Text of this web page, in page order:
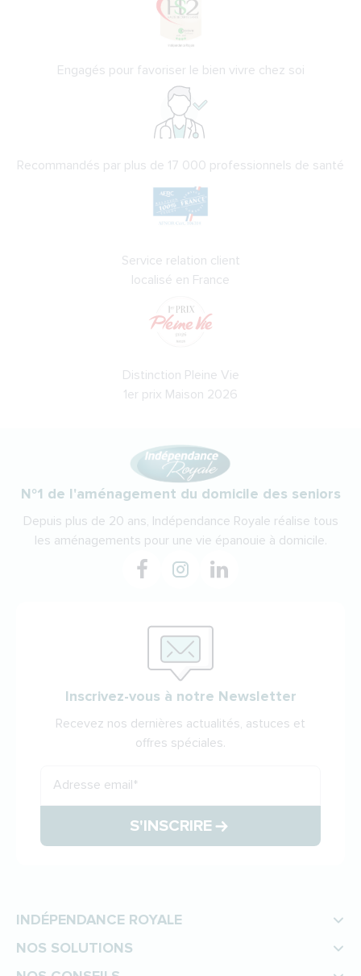
Engagés pour favoriser le bien vivre chez soi
Recommandés par plus de 17 000 professionnels de santé
Service relation client
localisé en France
Distinction Pleine Vie
1er prix Maison 2026
N°1 de l'aménagement du domicile des seniors
Depuis plus de 20 ans, Indépendance Royale réalise tous
les aménagements pour une vie épanouie à domicile.
Inscrivez-vous à notre Newsletter
Recevez nos dernières actualités, astuces et
offres spéciales.
Adresse email*
S'INSCRIRE
INDÉPENDANCE ROYALE
NOS SOLUTIONS